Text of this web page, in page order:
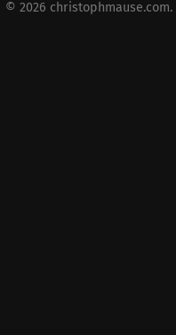
© 2026 christophmause.com.